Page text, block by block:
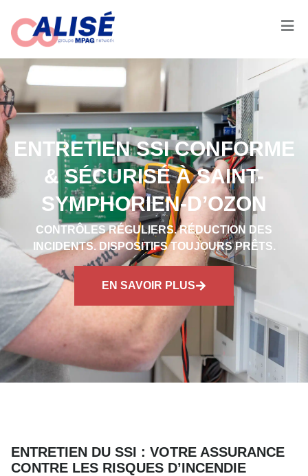
ENTRETIEN SSI CONFORME
& SÉCURISÉ À SAINT-
SYMPHORIEN-D’OZON
CONTRÔLES RÉGULIERS. RÉDUCTION DES
INCIDENTS. DISPOSITIFS TOUJOURS PRÊTS.
EN SAVOIR PLUS
ENTRETIEN DU SSI : VOTRE ASSURANCE
CONTRE LES RISQUES D’INCENDIE